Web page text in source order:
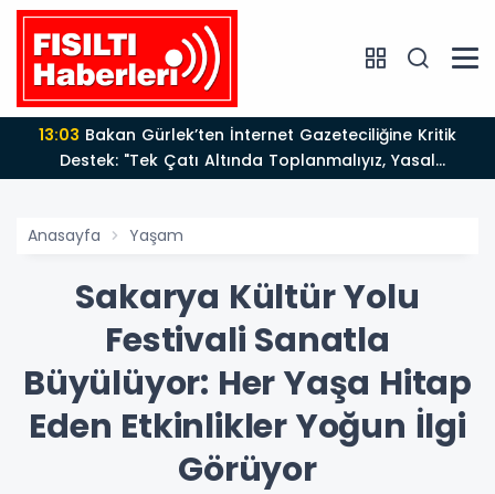
12:12Fısıltı Haberleri Yazarı Dr. Canan Yılmaz’a
Uluslararası Alanda Büyük Onur: “Dr. A.P.J. Abdul
Kalam İlham Ödülü 2026”
Anasayfa Yaşam
Sakarya Kültür Yolu
Festivali Sanatla
Büyülüyor: Her Yaşa Hitap
Eden Etkinlikler Yoğun İlgi
Görüyor